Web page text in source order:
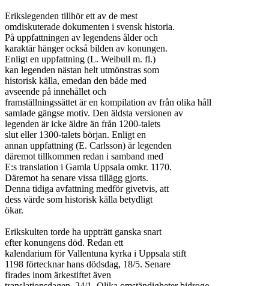
Erikslegenden tillhör ett av de mest
omdiskuterade dokumenten i svensk historia.
På uppfattningen av legendens ålder och
karaktär hänger också bilden av konungen.
Enligt en uppfattning (L. Weibull m. fl.)
kan legenden nästan helt utmönstras som
historisk källa, emedan den både med
avseende på innehållet och
framställningssättet är en kompilation av från olika håll
samlade gängse motiv. Den äldsta versionen av
legenden är icke äldre än från 1200-talets
slut eller 1300-talets början. Enligt en
annan uppfattning (E. Carlsson) är legenden
däremot tillkommen redan i samband med
E:s translation i Gamla Uppsala omkr. 1170.
Däremot ha senare vissa tillägg gjorts.
Denna tidiga avfattning medför givetvis, att
dess värde som historisk källa betydligt
ökar.
Erikskulten torde ha uppträtt ganska snart
efter konungens död. Redan ett
kalendarium för Vallentuna kyrka i Uppsala stift
1198 förtecknar hans dödsdag, 18/5. Senare
firades inom ärkestiftet även